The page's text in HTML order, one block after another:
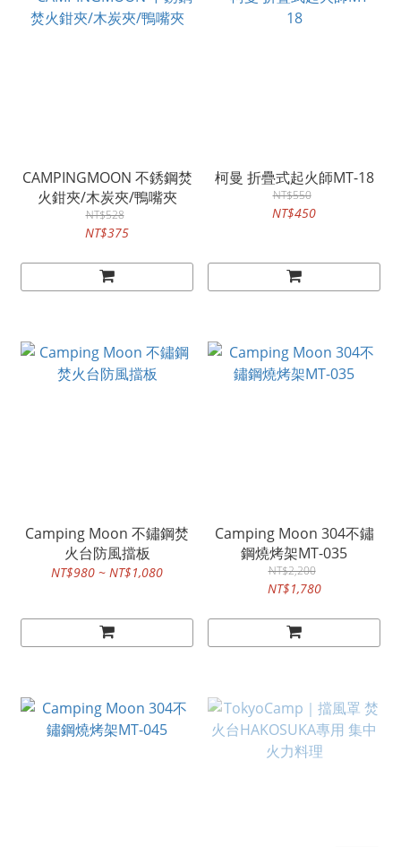
CAMPINGMOON 不銹鋼焚
火鉗夾/木炭夾/鴨嘴夾
NT$528
NT$375
柯曼 折疊式起火師MT-18
NT$550
NT$450
Camping Moon 不鏽鋼焚
火台防風擋板
NT$980 ~ NT$1,080
Camping Moon 304不鏽
鋼燒烤架MT-035
NT$2,200
NT$1,780